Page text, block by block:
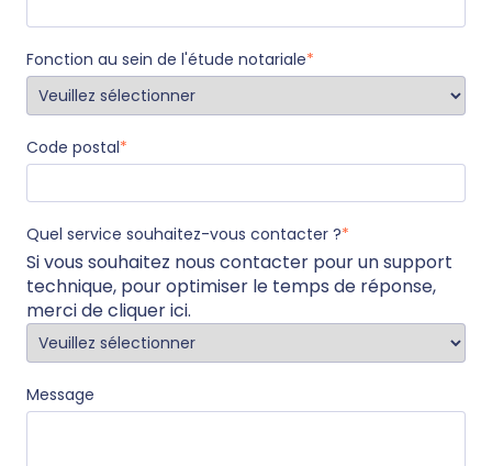
Fonction au sein de l'étude notariale*
Code postal*
Quel service souhaitez-vous contacter ?*
Si vous souhaitez nous contacter pour un support
technique, pour optimiser le temps de réponse,
merci decliquer ici.
Message